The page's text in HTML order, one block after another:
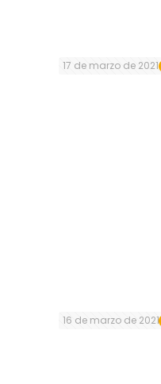
17 de marzo de 2021
16 de marzo de 2021